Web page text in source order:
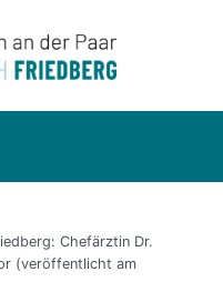
Chefärztin Dr.
(veröffentlicht am